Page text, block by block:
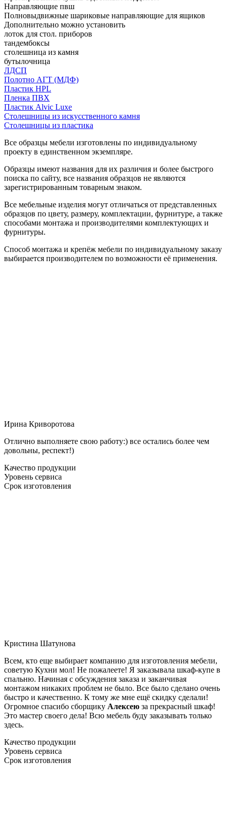
Направляющие пвш
Полновыдвижные шариковые направляющие для ящиков
Дополнительно можно установить
лоток для стол. приборов
тандембоксы
столешница из камня
бутылочница
ЛДСП
Полотно АГТ (МДФ)
Пластик HPL
Пленка ПВХ
Пластик Alvic Luxe
Столешницы из искусственного камня
Столешницы из пластика
Все образцы мебели изготовлены по индивидуальному
проекту в единственном экземпляре.
Образцы имеют названия для их различия и более быстрого
поиска по сайту, все названия образцов не являются
зарегистрированным товарным знаком.
Все мебельные изделия могут отличаться от представленных
образцов по цвету, размеру, комплектации, фурнитуре, а также
способами монтажа и производителями комплектующих и
фурнитуры.
Способ монтажа и крепёж мебели по индивидуальному заказу
выбирается производителем по возможности её применения.
Ирина Криворотова
Отлично выполняете свою работу:) все остались более чем
довольны, респект!)
Качество продукции
Уровень сервиса
Срок изготовления
Кристина Шатунова
Всем, кто еще выбирает компанию для изготовления мебели,
советую Кухни мол! Не пожалеете! Я заказывала шкаф-купе в
спальню. Начиная с обсуждения заказа и заканчивая
монтажом никаких проблем не было. Все было сделано очень
быстро и качественно. К тому же мне ещё скидку сделали!
Огромное спасибо сборщику Алексею за прекрасный шкаф!
Это мастер своего дела! Всю мебель буду заказывать только
здесь.
Качество продукции
Уровень сервиса
Срок изготовления